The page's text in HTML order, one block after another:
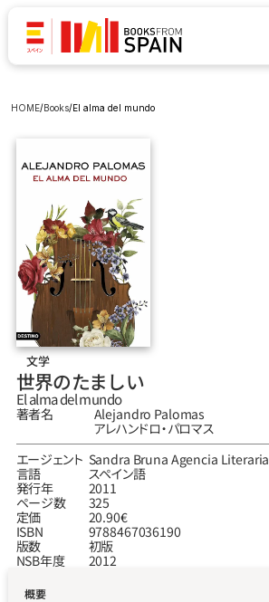
HOME/Books/El alma del mundo
文学
世界のたましい
El alma del mundo
著者名
Alejandro Palomas
アレハンドロ‧パロマス
エージェント Sandra Bruna Agencia Literaria
言語
スペイン語
発行年
2011
ページ数
325
定価
20.90€
ISBN
9788467036190
版数
初版
NSB年度
2012
概要